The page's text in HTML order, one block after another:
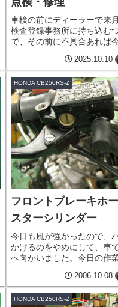
車検の前にディーラーで来
検査登録事務所に持ち込む
で、その前に不具合あれば
修理しておこうと考え、近
ラーにアクティバンを預け
ました。点検の結果、 左右
ムジョイントブーツに亀裂
2025.10.10
HONDA CB250RS-Z
フロントブレーキホ
スターシリンダー
今日も風が強かったので、
かけるのをやめにして、車
へ向かいました。今日の作
きCB250RS-Zのフロントブ
ントブレーキホースを純正
た。以前付いていたステン
ースは、GB250クラブマン
2006.10.08
HONDA CB250RS-Z